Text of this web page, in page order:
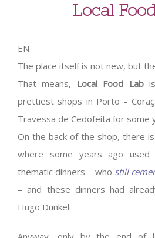
Local
EN
The place itself is not new, but
That means, Local Food Labis
prettiest shops in Porto –
Travessa de Cedofeita for some
On the back of the shop, there
where some years ago
thematic dinners – who still
– and these dinners had
Hugo Dunkel.